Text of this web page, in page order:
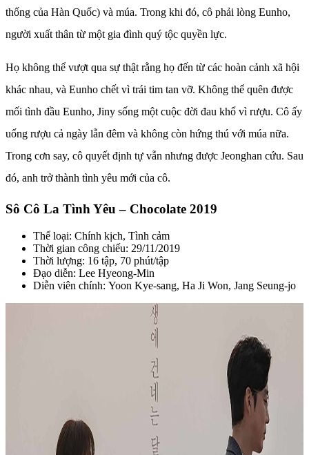
thống của Hàn Quốc) và múa. Trong khi đó, cô phải lòng Eunho,
người xuất thân từ một gia đình quý tộc quyền lực.
Họ không thể vượt qua sự thật rằng họ đến từ các hoàn cảnh xã hội
khác nhau, và Eunho chết vì trái tim tan vỡ. Không thể quên được
mối tình đầu Eunho, Jiny sống một cuộc đời đau khổ vì rượu. Cô ấy
uống rượu cả ngày lẫn đêm và không còn hứng thú với múa nữa.
Trong cơn say, cô quyết định tự vẫn nhưng được Jeonghan cứu. Sau
đó, anh trở thành tình yêu mới của cô.
Sô Cô La Tình Yêu – Chocolate 2019
Thể loại: Chính kịch, Tình cảm
Thời gian công chiếu: 29/11/2019
Thời lượng: 16 tập, 70 phút/tập
Đạo diễn: Lee Hyeong-Min
Diễn viên chính: Yoon Kye-sang, Ha Ji Won, Jang Seung-jo